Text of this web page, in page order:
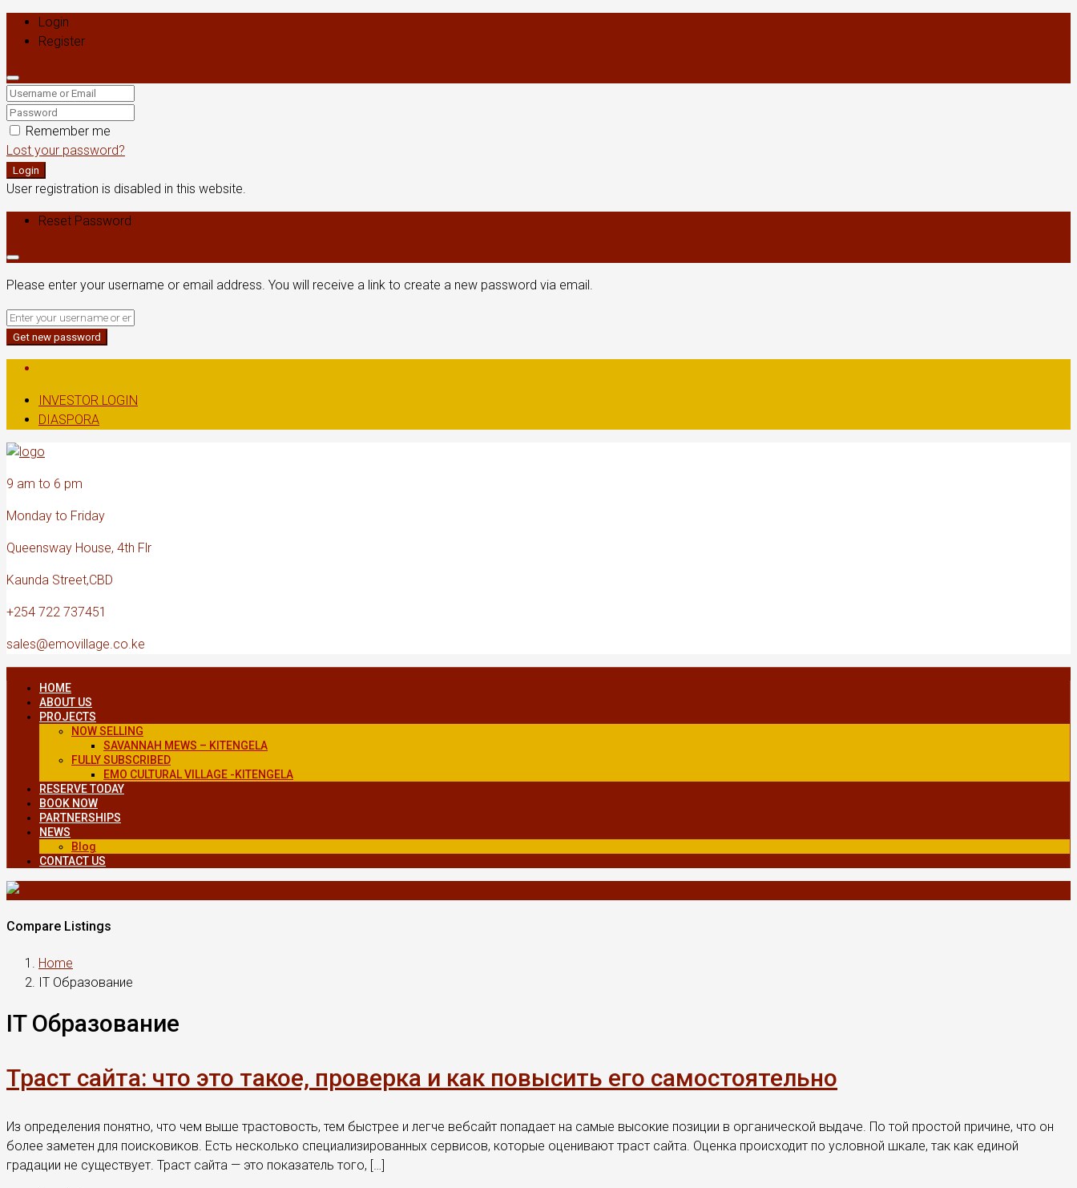
Login
Register
Remember me
Lost your password?
Login
User registration is disabled in this website.
Reset Password
Please enter your username or email address. You will receive a link to create a new password via email.
Get new password
INVESTOR LOGIN
DIASPORA
9 am to 6 pm
Monday to Friday
Queensway House, 4th Flr
Kaunda Street,CBD
+254 722 737451
sales@emovillage.co.ke
HOME
ABOUT US
PROJECTS
NOW SELLING
SAVANNAH MEWS – KITENGELA
FULLY SUBSCRIBED
EMO CULTURAL VILLAGE -KITENGELA
RESERVE TODAY
BOOK NOW
PARTNERSHIPS
NEWS
Blog
CONTACT US
Compare Listings
Home
IT Образование
IT Образование
Траст сайта: что это такое, проверка и как повысить его самостоятельно
Из определения понятно, что чем выше трастовость, тем быстрее и легче вебсайт попадает на самые высокие позиции в органической выдаче. По той простой причине, что он
более заметен для поисковиков. Есть несколько специализированных сервисов, которые оценивают траст сайта. Оценка происходит по условной шкале, так как единой
градации не существует. Траст сайта — это показатель того, […]